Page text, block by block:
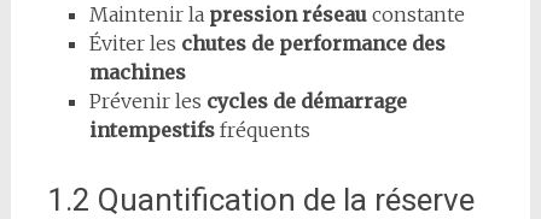
Maintenir la pression réseauconstante
Éviter les chutes de performance des
machines
Prévenir les cycles de démarrage
intempestifsfréquents
1.2 Quantification de la réserve